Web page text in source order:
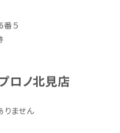
５
ロノ北見店
ません